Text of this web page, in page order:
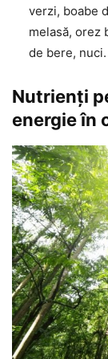
verzi, boabe
melasă, orez
de bere, nuci.
Nutrienți
energie în